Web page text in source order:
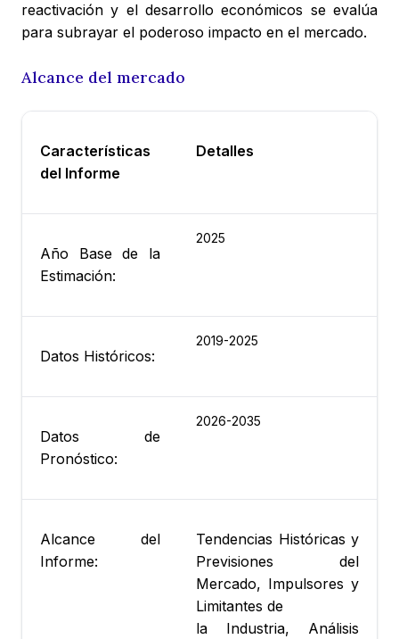
reactivación y el desarrollo económicos se evalúa
para subrayar el poderoso impacto en el mercado.
Alcance del mercado
Características
del Informe
Detalles
Año Base de la
Estimación:
2025
Datos Históricos:
2019-2025
Datos de
Pronóstico:
2026-2035
Alcance del
Informe:
Tendencias Históricas y
Previsiones del
Mercado, Impulsores y
Limitantes de
la Industria, Análisis